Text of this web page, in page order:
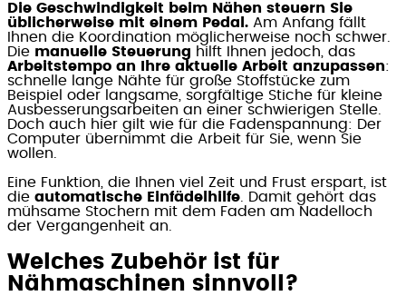
Die Geschwindigkeit beim Nähen steuern Sie
üblicherweise mit einem Pedal. Am Anfang fällt
Ihnen die Koordination möglicherweise noch schwer.
Die manuelle Steuerung hilft Ihnen jedoch, das
Arbeitstempo an Ihre aktuelle Arbeit anzupassen:
schnelle lange Nähte für große Stoffstücke zum
Beispiel oder langsame, sorgfältige Stiche für kleine
Ausbesserungsarbeiten an einer schwierigen Stelle.
Doch auch hier gilt wie für die Fadenspannung: Der
Computer übernimmt die Arbeit für Sie, wenn Sie
wollen.
Eine Funktion, die Ihnen viel Zeit und Frust erspart, ist
die automatische Einfädelhilfe . Damit gehört das
mühsame Stochern mit dem Faden am Nadelloch
der Vergangenheit an.
Welches Zubehör ist für
Nähmaschinen sinnvoll?